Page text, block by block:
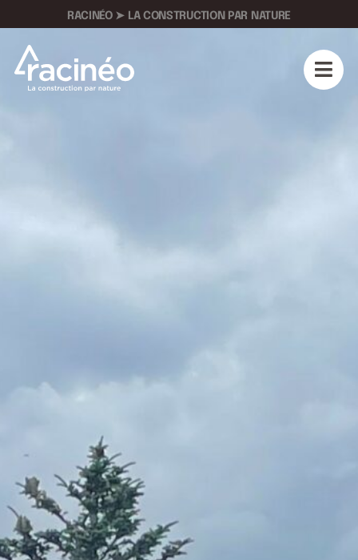
RACINÉO ➤ LA CONSTRUCTION PAR NATURE